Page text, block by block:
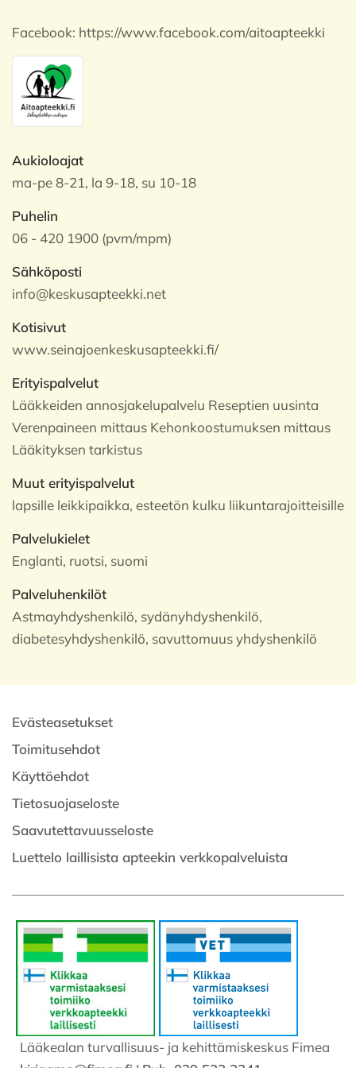
Facebook: https://www.facebook.com/aitoapteekki
Aukioloajat
ma-pe 8-21, la 9-18, su 10-18
Puhelin
06 - 420 1900 (pvm/mpm)
Sähköposti
info@keskusapteekki.net
Kotisivut
www.seinajoenkeskusapteekki.fi/
Erityispalvelut
Lääkkeiden annosjakelupalvelu Reseptien uusinta
Verenpaineen mittaus Kehonkoostumuksen mittaus
Lääkityksen tarkistus
Muut erityispalvelut
lapsille leikkipaikka, esteetön kulku liikuntarajoitteisille
Palvelukielet
Englanti, ruotsi, suomi
Palveluhenkilöt
Astmayhdyshenkilö, sydänyhdyshenkilö,
diabetesyhdyshenkilö, savuttomuus yhdyshenkilö
Evästeasetukset
Toimitusehdot
Käyttöehdot
Tietosuojaseloste
Saavutettavuusseloste
Luettelo laillisista apteekin verkkopalveluista
Lääkealan turvallisuus- ja kehittämiskeskus Fimea